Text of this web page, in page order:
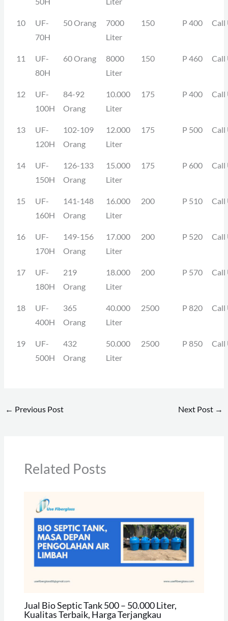
10
UF-
70H
50 Orang
7000
Liter
150 P 400 Call
11
UF-
80H
60 Orang
8000
Liter
150 P 460 Call
12
UF-
100H
84-92
Orang
10.000
Liter
175 P 400 Call
13
UF-
120H
102-109
Orang
12.000
Liter
175 P 500 Call
14
UF-
150H
126-133
Orang
15.000
Liter
175 P 600 Call
15
UF-
160H
141-148
Orang
16.000
Liter
200 P 510 Call
16
UF-
170H
149-156
Orang
17.000
Liter
200 P 520 Call
17
UF-
180H
219
Orang
18.000
Liter
200 P 570 Call
18
UF-
400H
365
Orang
40.000
Liter
2500 P 820 Call
19
UF-
500H
432
Orang
50.000
Liter
2500 P 850 Call
← Previous Post Next Post →
Related Posts
Jual Bio Septic Tank 500 – 50.000 Liter,
Kualitas Terbaik, Harga Terjangkau